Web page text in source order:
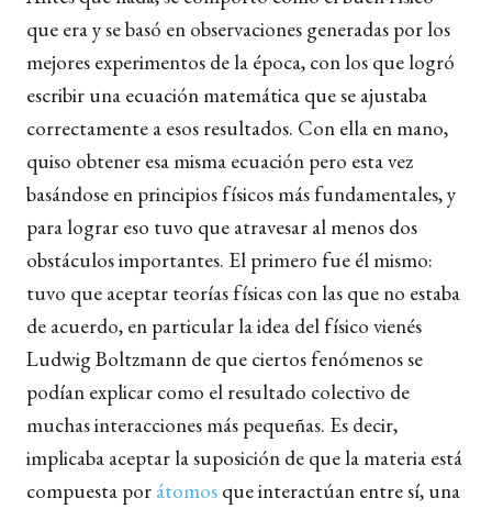
que era y se basó en observaciones generadas por los
mejores experimentos de la época, con los que logró
escribir una ecuación matemática que se ajustaba
correctamente a esos resultados. Con ella en mano,
quiso obtener esa misma ecuación pero esta vez
basándose en principios físicos más fundamentales, y
para lograr eso tuvo que atravesar al menos dos
obstáculos importantes. El primero fue él mismo:
tuvo que aceptar teorías físicas con las que no estaba
de acuerdo, en particular la idea del físico vienés
Ludwig Boltzmann de que ciertos fenómenos se
podían explicar como el resultado colectivo de
muchas interacciones más pequeñas. Es decir,
implicaba aceptar la suposición de que la materia está
compuesta por átomos que interactúan entre sí, una